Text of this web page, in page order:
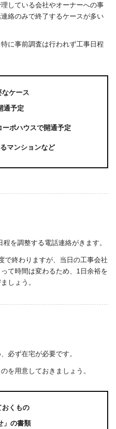
している会社やオーナーへの事
絡のみで終了するケースが多い
に事前調査は行われず工事日程
ケース
通予定
ポハウスで開通予定
マンションなど
を調整する電話連絡がきます。
で終わりますが、当日の工事会社
て時間は変わるため、1日余裕を
しょう。
必ず在宅が必要です。
を用意しておきましょう。
くもの
」の書類